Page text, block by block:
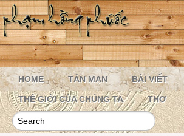
HOME TẢN MẠN BÀI VIẾT
THẾ GIỚI CỦA CHÚNG TA THƠ